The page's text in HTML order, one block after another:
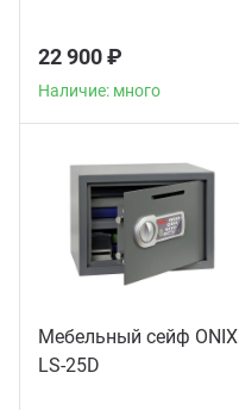
22 900 ₽
Наличие: много
Мебельный сейф ONIX
LS-25D